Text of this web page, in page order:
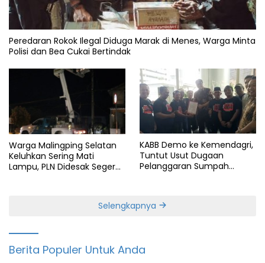
Peredaran Rokok Ilegal Diduga Marak di Menes, Warga Minta
Polisi dan Bea Cukai Bertindak
Warga Malingping Selatan
Keluhkan Sering Mati
Lampu, PLN Didesak Segera
KABB Demo ke Kemendagri,
Tuntut Usut Dugaan
Pelanggaran Sumpah
Selengkapnya
Berita Populer Untuk Anda